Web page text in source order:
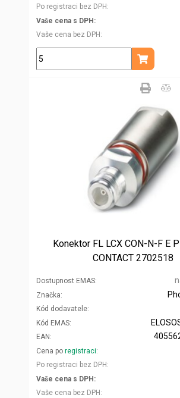
Po registraci bez DPH
Vaše cena s DPH
Vaše cena bez DPH
ks
Přidat do
Konektor FL LCX CON-N-F E
CONTACT 2702518
Dostupnost EMAS
Značka
Kód dodavatele
Kód EMAS
EAN
Cena po registraci
Po registraci bez DPH
Vaše cena s DPH
Vaše cena bez DPH